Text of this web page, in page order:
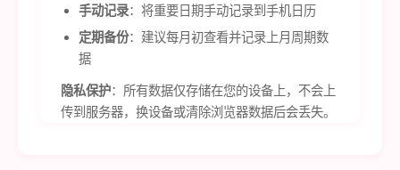
手动记录：将重要日期手动记录到手机日历
定期备份：建议每月初查看并记录上月周期数
据
隐私保护：所有数据仅存储在您的设备上，不会上
传到服务器，换设备或清除浏览器数据后会丢失。